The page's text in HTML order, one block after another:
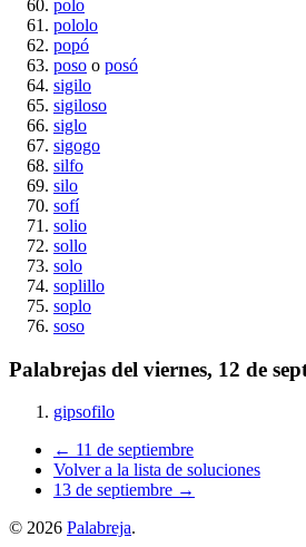
polo
pololo
popó
poso o posó
sigilo
sigiloso
siglo
sigogo
silfo
silo
sofí
solio
sollo
solo
soplillo
soplo
soso
Palabrejas del viernes, 12 de
gipsofilo
← 11 de septiembre
Volver a la lista de soluciones
13 de septiembre →
© 2026 Palabreja.